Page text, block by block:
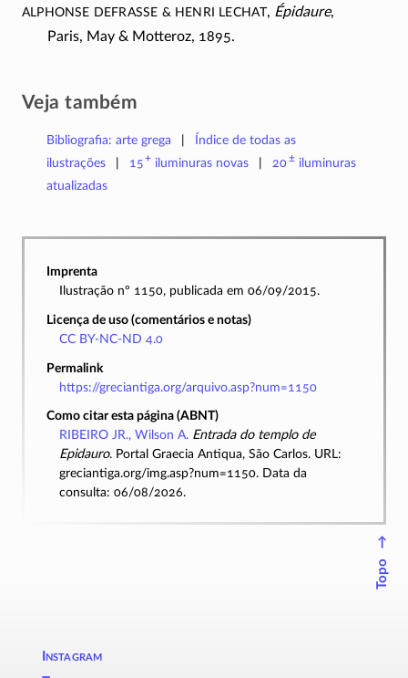
Alphonse Defrasse & Henri Lechat, Épidaure,
Paris, May & Motteroz, 1895.
Veja também
Bibliografia: arte grega
Índice de todas as
ilustrações
15+ iluminuras novas 20±iluminuras
atualizadas
Imprenta
Ilustração nº 1150, publicada em 06/09/2015.
Licença de uso (comentários e notas)
CC BY-NC-ND 4.0
Permalink
https://greciantiga.org/arquivo.asp?num=1150
Como citar esta página (ABNT)
RIBEIRO JR., Wilson A. Entrada do templo de
Epidauro. Portal Graecia Antiqua, São Carlos. URL:
greciantiga.org/img.asp?num=1150. Data da
consulta: 06/08/2026.
↑
Topo
Instagram